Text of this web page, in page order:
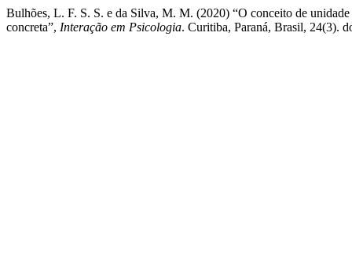
Bulhões, L. F. S. S. e da Silva, M. M. (2020) “O conceito de
concreta”, Interação em Psicologia. Curitiba, Paraná, Brasil, 24(3).